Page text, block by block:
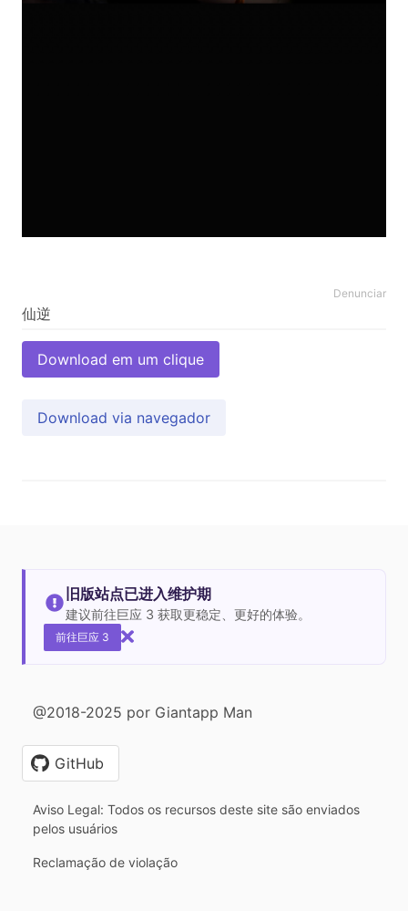
Denunciar
Download em um clique
Download via navegador
旧版站点已进入维护期
建议前往巨应 3 获取更稳定、更好的体验。
前往巨应 3
@2018-2025 por Giantapp Man
GitHub
Aviso Legal: Todos os recursos deste site são enviados
pelos usuários
Reclamação de violação